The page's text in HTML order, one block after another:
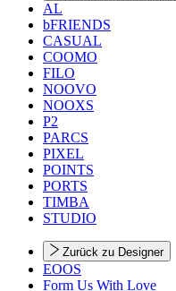
AL
bFRIENDS
CASUAL
COOMO
FILO
NOOVO
NOOXS
P2
PARCS
PIXEL
POINTS
PORTS
TIMBA
STUDIO
Zurück zu Designer
EOOS
Form Us With Love